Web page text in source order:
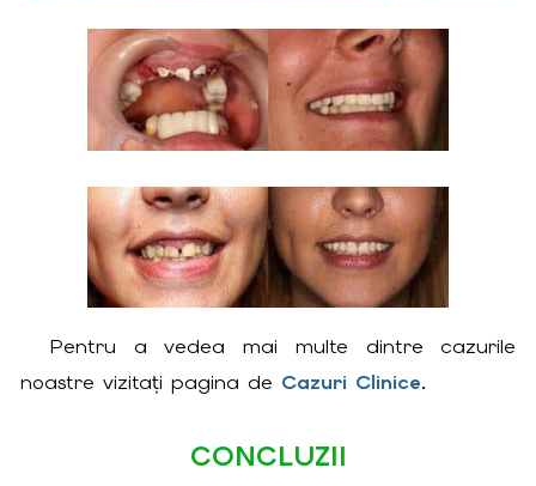
Pentru a vedea mai multe dintre cazurile
noastre vizitați pagina de Cazuri Clinice.
CONCLUZII